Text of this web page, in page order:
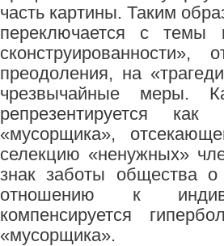
часть картины. Таким
переключается с темы
сконструированности»,
преодоления, на
чрезвычайные меры.
репрезентируется
«мусорщика»,
селекцию «ненужных»
знак заботы общества
отношению к
компенсируется
«мусорщика».